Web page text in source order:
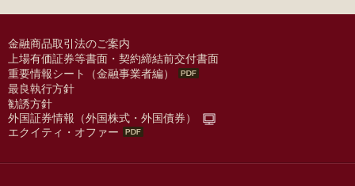
金融商品取引法のご案内
上場有価証券等書面・契約締結前交付書面
重要情報シート（金融事業者編）
最良執行方針
勧誘方針
外国証券情報（外国株式・外国債券）
エクイティ・オファー